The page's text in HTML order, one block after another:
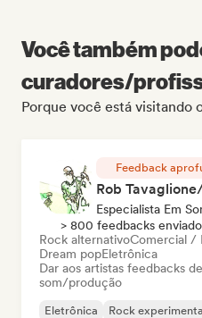
Você também
curadores/
Porque você está visitando
Feedback
Rob
Especialista Em
> 800 feedbacks
Rock alternativoComercial /
Dream popEletrônica
Dar aos artistas feedbacks
som/produção
Eletrônica Rock